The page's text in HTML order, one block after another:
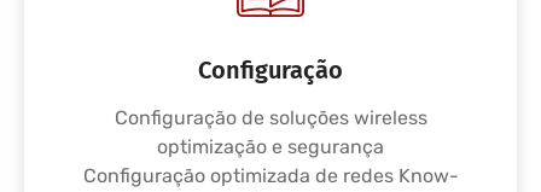
Configuração
Configuração de soluções wireless
optimização e segurança
Configuração optimizada de redes Know-